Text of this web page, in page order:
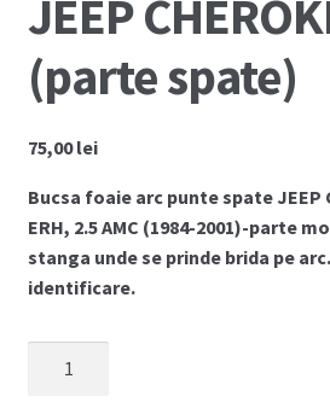
JEEP
(parte spate)
75,00lei
Bucsa foaie arc punte spate JEEP
ERH, 2.5 AMC (1984-2001)-parte
stanga unde se prinde brida pe
identificare.